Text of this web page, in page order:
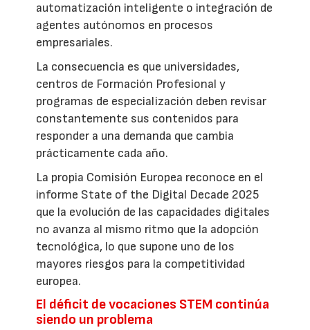
automatización inteligente o integración de
agentes autónomos en procesos
empresariales.
La consecuencia es que universidades,
centros de Formación Profesional y
programas de especialización deben revisar
constantemente sus contenidos para
responder a una demanda que cambia
prácticamente cada año.
La propia Comisión Europea reconoce en el
informe State of the Digital Decade 2025
que la evolución de las capacidades digitales
no avanza al mismo ritmo que la adopción
tecnológica, lo que supone uno de los
mayores riesgos para la competitividad
europea.
El déficit de vocaciones STEM continúa
siendo un problema